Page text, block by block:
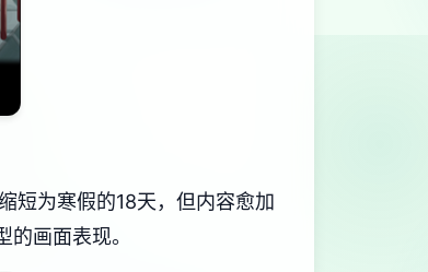
短为寒假的18天，但内容愈加
画面表现。